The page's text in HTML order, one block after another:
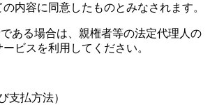
内容に同意したものとみなされます。
ある場合は、親権者等の法定代理人の
ビスを利用してください。
支払方法）